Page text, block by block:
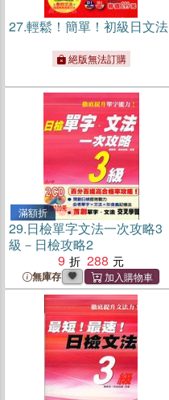
27.輕鬆！簡單！初級日文法
絕版無法訂購
滿額折
29.日檢單字文法一次攻略3
級－日檢攻略2
9
288
無庫存